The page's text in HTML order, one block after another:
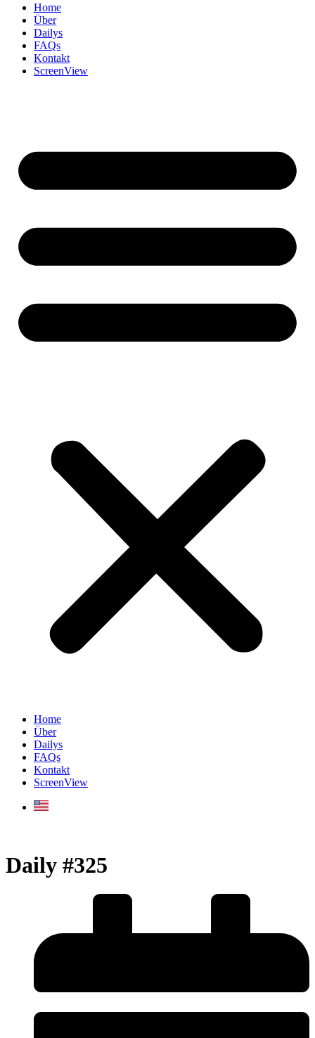
Home
Über
Dailys
FAQs
Kontakt
ScreenView
Home
Über
Dailys
FAQs
Kontakt
ScreenView
Daily #325